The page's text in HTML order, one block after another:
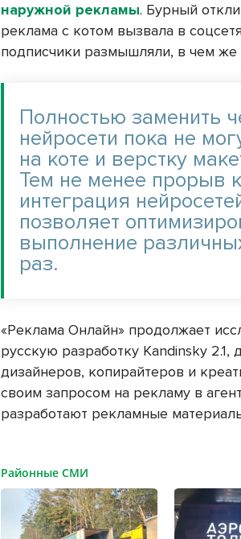
наружной рекламы. Бурный
реклама с котом вызвала в
подписчики размышляли, в чем же
Полностью заменить
нейросети пока не
на коте и верстку
Тем не менее прорыв
интеграция
позволяет
выполнение
раз.
«Реклама Онлайн» продолжает
русскую разработку Kandinsky
дизайнеров, копирайтеров и
своим запросом на рекламу в
разработают рекламные
Районные СМИ